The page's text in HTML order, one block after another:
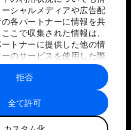
シャルメディアや広告配
各パートナーに情報を共
こで収集された情報は、
トナーに提供した他の情
のサービスを使用した際
報と組み合わされ、各パー
用されることがありま
全て許可
拒否
ーと利用規約
ップ